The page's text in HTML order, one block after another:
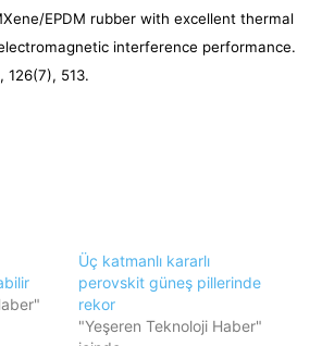
EPDM rubber with excellent thermal
interference performance.
126(7), 513.
Üç katmanlı kararlı
perovskit güneş pillerinde
rekor
"Yeşeren Teknoloji Haber"